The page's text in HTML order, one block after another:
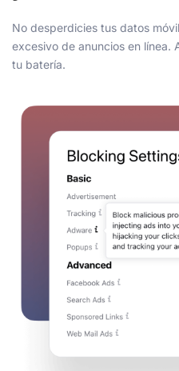
No desperdicies tus datos
excesivo de anuncios en línea.
tu batería.